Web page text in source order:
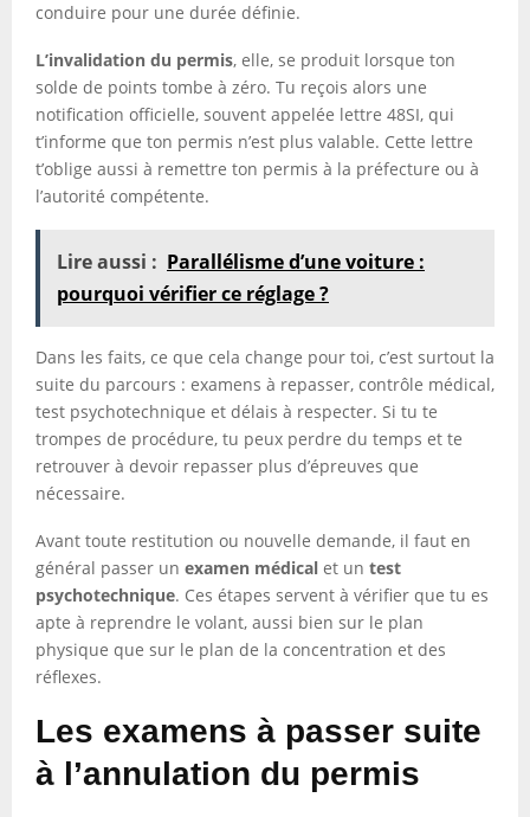
conduire pour une durée définie.
L’invalidation du permis, elle, se produit lorsque ton
solde de points tombe à zéro. Tu reçois alors une
notification officielle, souvent appelée lettre 48SI, qui
t’informe que ton permis n’est plus valable. Cette lettre
t’oblige aussi à remettre ton permis à la préfecture ou à
l’autorité compétente.
Lire aussi : Parallélisme d’une voiture :
pourquoi vérifier ce réglage ?
Dans les faits, ce que cela change pour toi, c’est surtout la
suite du parcours : examens à repasser, contrôle médical,
test psychotechnique et délais à respecter. Si tu te
trompes de procédure, tu peux perdre du temps et te
retrouver à devoir repasser plus d’épreuves que
nécessaire.
Avant toute restitution ou nouvelle demande, il faut en
général passer un examen médical et un test
psychotechnique. Ces étapes servent à vérifier que tu es
apte à reprendre le volant, aussi bien sur le plan
physique que sur le plan de la concentration et des
réflexes.
Les examens à passer suite
à l’annulation du permis